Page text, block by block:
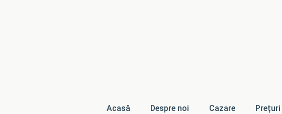
Acasă Despre noi Cazare Prețuri